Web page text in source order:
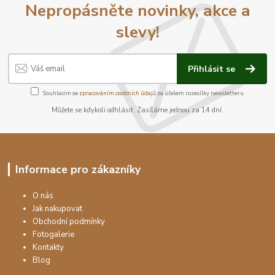
Nepropásněte novinky, akce a
slevy!
Přihlásit se
Souhlasím se zpracováním osobních údajůza účelem rozesílky newsletteru.
Můžete se kdykoli odhlásit. Zasíláme jednou za 14 dní.
Informace pro zákazníky
O nás
Jak nakupovat
Obchodní podmínky
Fotogalerie
Kontakty
Blog